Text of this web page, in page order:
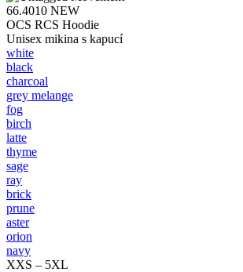
66.4010 NEW
OCS RCS Hoodie
Unisex mikina s kapucí
white
black
charcoal
grey melange
fog
birch
latte
thyme
sage
ray
brick
prune
aster
orion
navy
XXS – 5XL